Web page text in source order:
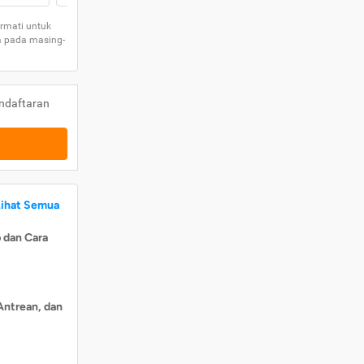
untuk
pada masing-
Semua
Cara
dan